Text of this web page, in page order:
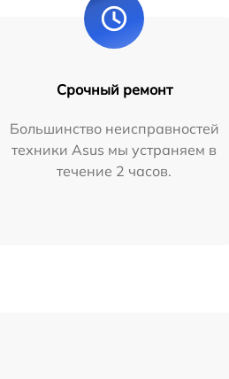
Срочный ремонт
Большинство неисправностей
техники Asus мы устраняем в
течение 2 часов.